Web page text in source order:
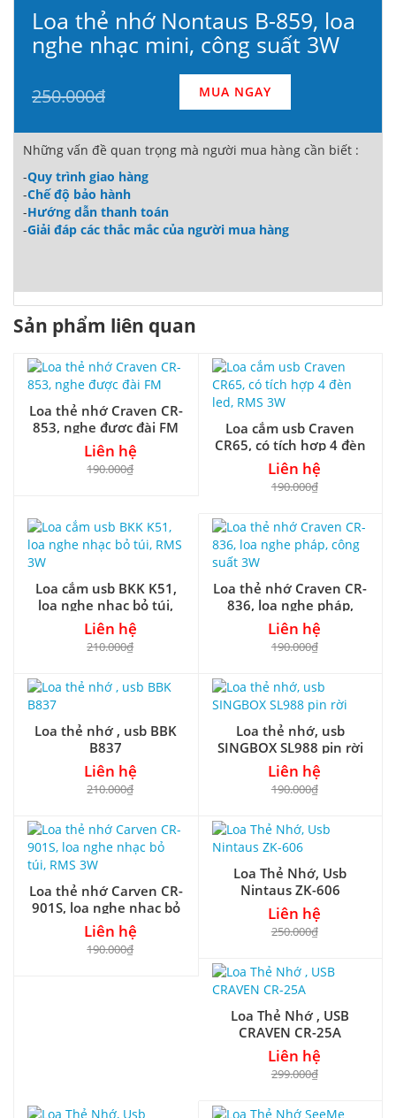
Loa thẻ nhớ Nontaus B-859, loa
nghe nhạc mini, công suất 3W
250.000đ MUA NGAY
Những vấn đề quan trọng mà người mua hàng cần biết :
-Quy trình giao hàng
-Chế độ bảo hành
-Hướng dẫn thanh toán
-Giải đáp các thắc mắc của người mua hàng
Sản phẩm liên quan
Loa thẻ nhớ Craven CR-
853, nghe được đài FM
Liên hệ
190.000₫
Loa cắm usb Craven
CR65, có tích hợp 4 đèn
led, RMS 3W
Liên hệ
190.000₫
Loa cắm usb BKK K51,
loa nghe nhạc bỏ túi,
RMS 3W
Liên hệ
210.000₫
Loa thẻ nhớ Craven CR-
836, loa nghe pháp,
công suất 3W
Liên hệ
190.000₫
Loa thẻ nhớ , usb BBK
B837
Liên hệ
210.000₫
Loa thẻ nhớ, usb
SINGBOX SL988 pin rời
Liên hệ
190.000₫
Loa thẻ nhớ Carven CR-
901S, loa nghe nhạc bỏ
túi, RMS 3W
Liên hệ
190.000₫
Loa Thẻ Nhớ, Usb
Nintaus ZK-606
Liên hệ
250.000₫
Loa Thẻ Nhớ , USB
CRAVEN CR-25A
Liên hệ
299.000₫